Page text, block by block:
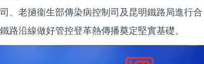
、老撾衞生部傳染病控制司及昆明鐵路局進行合
路沿線做好管控登革熱傳播奠定堅實基礎。